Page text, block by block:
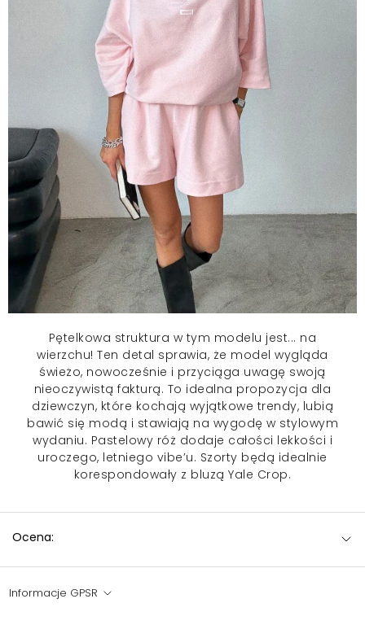
Pętelkowa struktura w tym modelu jest... na
wierzchu! Ten detal sprawia, że model wygląda
świeżo, nowocześnie i przyciąga uwagę swoją
nieoczywistą fakturą. To idealna propozycja dla
dziewczyn, które kochają wyjątkowe trendy, lubią
bawić się modą i stawiają na wygodę w stylowym
wydaniu. Pastelowy róż dodaje całości lekkości i
uroczego, letniego vibe’u. Szorty będą idealnie
korespondowały z bluzą Yale Crop.
Ocena:
Informacje GPSR